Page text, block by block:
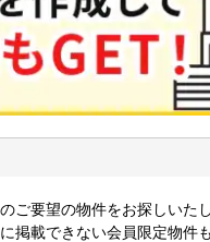
ご要望の物件をお探しいたし
載できない会員限定物件